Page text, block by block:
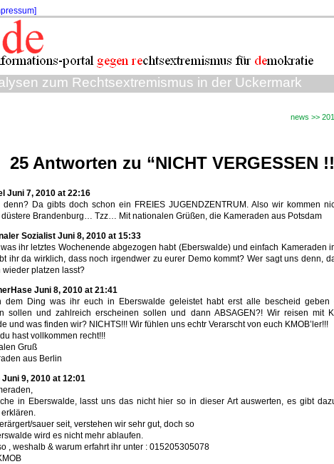
zum Rechtsextremismus in der Uckermark
news >>
25 Antworten zu “NICHT VERGESSEN
Juni 7, 2010 at 22:16
denn? Da gibts doch schon ein FREIES JUGENDZENTRUM. Also wir kommen
Brandenburg… Tzz… Mit nationalen Grüßen, die Kameraden aus Potsdam
Sozialist Juni 8, 2010 at 15:33
ihr letztes Wochenende abgezogen habt (Eberswalde) und einfach Kameraden
ihr da wirklich, dass noch irgendwer zu eurer Demo kommt? Wer sagt uns denn,
wieder platzen lasst?
Juni 8, 2010 at 21:41
dem Ding was ihr euch in Eberswalde geleistet habt erst alle bescheid geben
sollen und zahlreich erscheinen sollen und dann ABSAGEN?! Wir reisen mit
und was finden wir? NICHTS!!! Wir fühlen uns echtr Verarscht von euch KMOB’ler!!!
hast vollkommen recht!!!
Gruß
aus Berlin
9, 2010 at 12:01
in Eberswalde, lasst uns das nicht hier so in dieser Art auswerten, es gibt
sauer seit, verstehen wir sehr gut, doch so
wird es nicht mehr ablaufen.
, weshalb & warum erfahrt ihr unter : 015205305078